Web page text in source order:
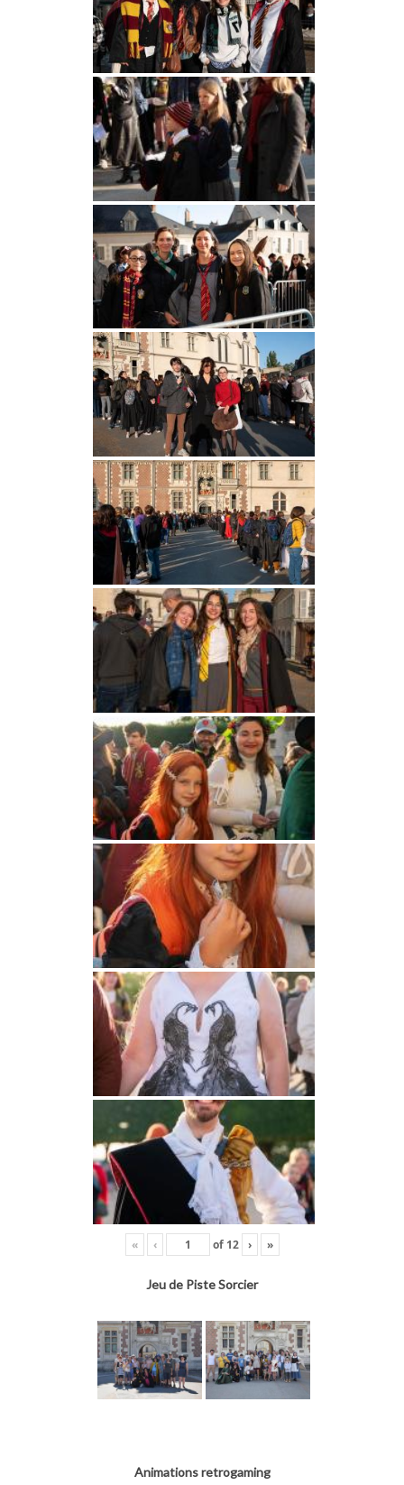
« ‹ of 12 › »
Jeu de Piste Sorcier
Animations retrogaming